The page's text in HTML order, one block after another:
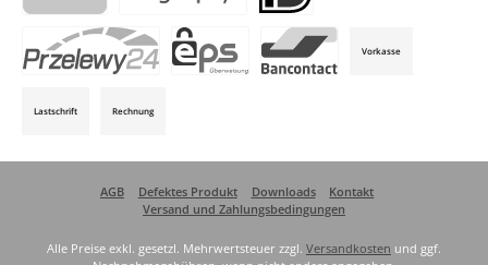
Klarna (via Stripe)Giropay (via Stripe) iDeal (via Stripe)
Vorkasse
Lastschrift Rechnung
AGB Defektes Produkt Downloads
Kontakt
Versand und Zahlungsbedingungen
Alle Preise exkl. gesetzl. Mehrwertsteuer zzgl. Versandkosten und ggf.